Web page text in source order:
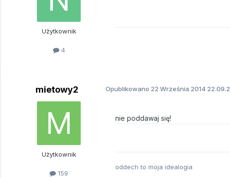
Użytkownik
4
mietowy2
Użytkownik
159
Opublikowano 22 Września 2014
nie poddawaj się!
oddech to moja idealogia